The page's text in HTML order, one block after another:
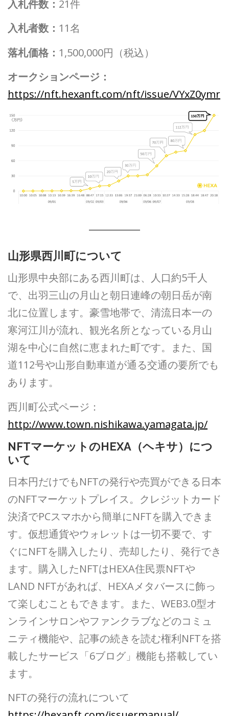
入札件数： 21件
入札者数： 11名
落札価格： 1,500,000円（税込）
オークションページ：
https://nft.hexanft.com/nft/issue/VYxZ0ymr
山形県西川町について
山形県中央部にある西川町は、人口約5千人
で、出羽三山の月山と朝日連峰の朝日岳が南
北に位置します。豪雪地帯で、清流日本一の
寒河江川が流れ、観光名所となっている月山
湖を中心に自然に恵まれた町です。また、国
道112号や山形自動車道が通る交通の要所でも
あります。
西川町公式ページ：
http://www.town.nishikawa.yamagata.jp/
NFTマーケットのHEXA（ヘキサ）につ
いて
日本円だけでもNFTの発行や売買ができる日本
のNFTマーケットプレイス。クレジットカード
決済でPCスマホから簡単にNFTを購入できま
す。仮想通貨やウォレットは一切不要で、す
ぐにNFTを購入したり、売却したり、発行でき
ます。購入したNFTはHEXA住民票NFTや
LAND NFTがあれば、HEXAメタバースに飾っ
て楽しむこともできます。また、WEB3.0型オ
ンラインサロンやファンクラブなどのコミュ
ニティ機能や、記事の続きを読む権利NFTを搭
載したサービス「6ブログ」機能も搭載してい
ます。
NFTの発行の流れについて